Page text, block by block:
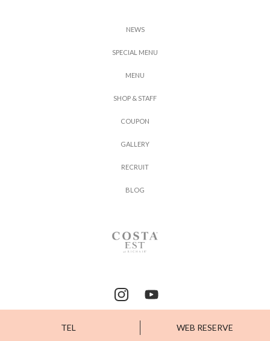
NEWS
SPECIAL MENU
MENU
SHOP & STAFF
COUPON
GAL L ERY
RECRUIT
BL OG
TEL WEB RESERVE